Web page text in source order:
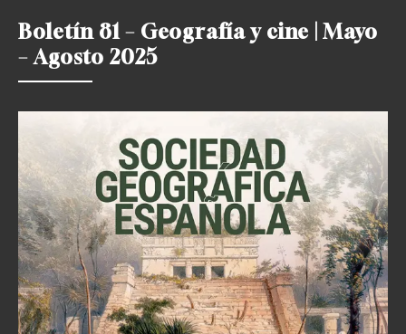
Boletín 81 – Geografía y cine | Mayo
– Agosto 2025